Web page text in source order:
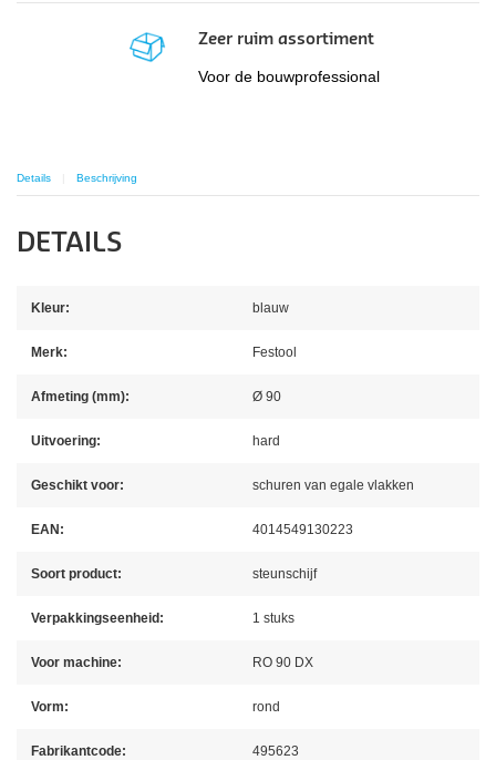
Zeer ruim assortiment
Voor de bouwprofessional
Details Beschrijving
DETAILS
Kleur: blauw
Merk: Festool
Afmeting (mm): Ø 90
Uitvoering: hard
Geschikt voor: schuren van egale vlakken
EAN: 4014549130223
Soort product: steunschijf
Verpakkingseenheid: 1 stuks
Voor machine: RO 90 DX
Vorm: rond
Fabrikantcode: 495623